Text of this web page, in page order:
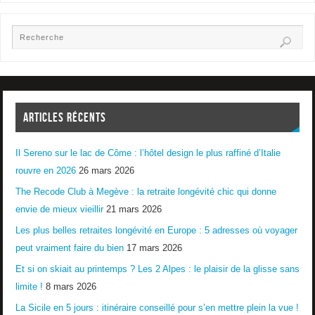
ARTICLES RÉCENTS
Il Sereno sur le lac de Côme : l’hôtel design le plus raffiné d’Italie
rouvre en 2026 26 mars 2026
The Recode Club à Megève : la retraite longévité chic qui donne
envie de mieux vieillir 21 mars 2026
Les plus belles retraites longévité en Europe : 5 adresses où voyager
peut vraiment faire du bien 17 mars 2026
Et si on skiait au printemps ? Les 2 Alpes : le plaisir de la glisse sans
limite ! 8 mars 2026
La Sicile en 5 jours : itinéraire conseillé pour s’en mettre plein la vue !